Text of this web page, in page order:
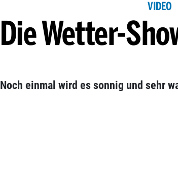
VIDEO
Die Wetter-
Noch einmal wird es sonnig und sehr